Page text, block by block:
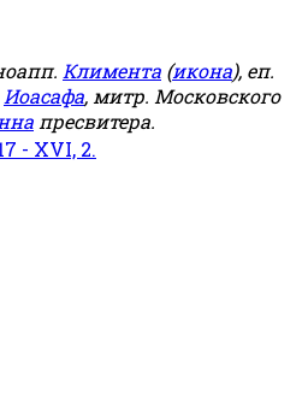
Климента (икона), еп.
Иоасафа, митр. Московского
пресвитера.
- XVI, 2.